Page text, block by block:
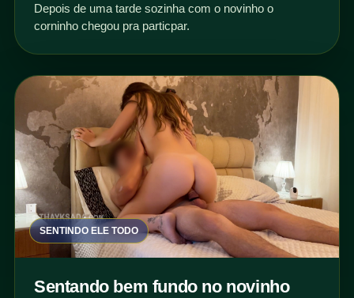
Depois de uma tarde sozinha com o novinho o
corninho chegou pra particpar.
SENTINDO ELE TODO
Sentando bem fundo no novinho